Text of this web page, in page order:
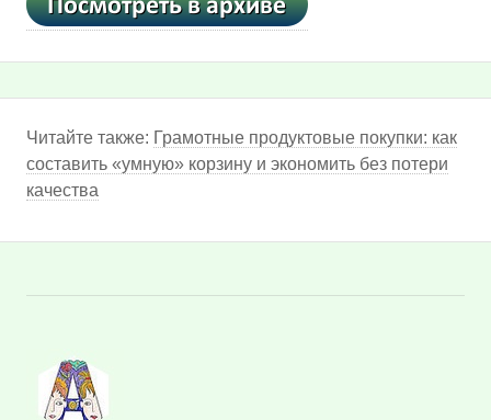
Читайте также: Грамотные продуктовые покупки: как
составить «умную» корзину и экономить без потери
качества